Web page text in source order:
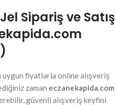
Sipariş ve Satış
uygun fiyatlarla online alışveriş
zaman eczanekapida.com
güvenli alışveriş keyfini